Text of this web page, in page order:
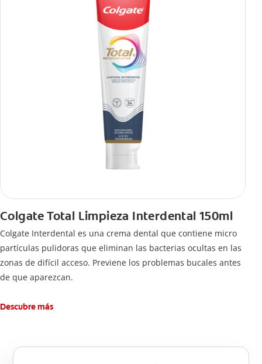
Colgate Total Limpieza Interdental 150ml
Colgate Interdental es una crema dental que contiene micro
partículas pulidoras que eliminan las bacterias ocultas en las
zonas de difícil acceso. Previene los problemas bucales antes
de que aparezcan.
Descubre más